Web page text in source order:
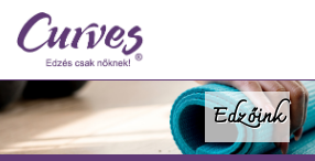
Edzőink